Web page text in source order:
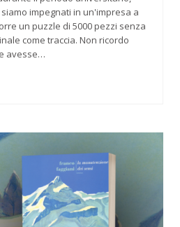
impegnati in un'impresa a
un puzzle di 5000 pezzi senza
come traccia. Non ricordo
avesse…